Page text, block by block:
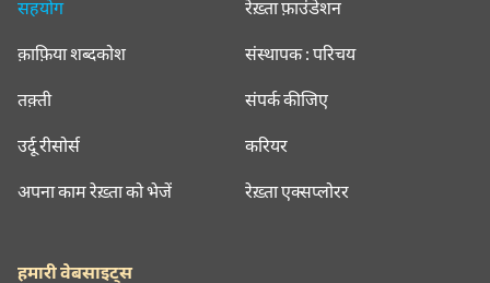
सहयोग
क़ाफ़िया शब्दकोश
तक़्ती
उर्दू रीसोर्स
अपना काम रेख़्ता को भेजें
रेख़्ता फ़ाउंडेशन
संस्थापक : परिचय
संपर्क कीजिए
करियर
रेख़्ता एक्सप्लोरर
हमारी वेबसाइट्स